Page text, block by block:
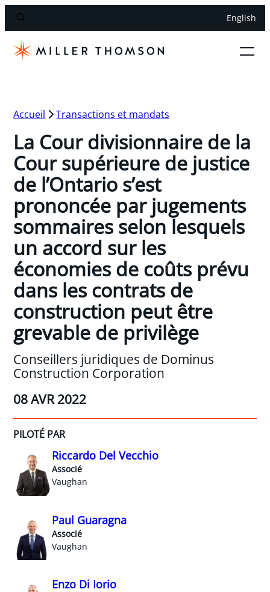
English
Accueil Transactions et mandats
La Cour divisionnaire de la
Cour supérieure de justice
de l’Ontario s’est
prononcée par jugements
sommaires selon lesquels
un accord sur les
économies de coûts prévu
dans les contrats de
construction peut être
grevable de privilège
Conseillers juridiques de Dominus
Construction Corporation
08 AVR 2022
PILOTÉ PAR
Riccardo Del Vecchio
Associé
Vaughan
Paul Guaragna
Associé
Vaughan
Enzo Di Iorio